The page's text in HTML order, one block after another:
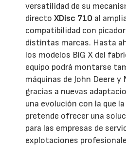
versatilidad de su
directoXDisc 710 al
compatibilidad con
distintas marcas. Hasta
los modelos BiG X del
equipo podrá montarse
máquinas de John Deere y
gracias a nuevas
una evolución con la que
pretende ofrecer una
para las empresas de
explotaciones